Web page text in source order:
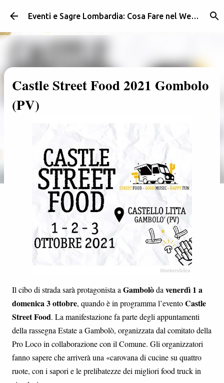
Passa ai contenuti principali Eventi e Sagre Lombardia: Cosa Fare nel Weekend | Weekendidea
Castle Street Food 2021 Gombolo
(PV)
Il cibo di strada sarà protagonista a Gambolòda venerdì 1 a
domenica 3 ottobre, quando è in programma l’eventoCastle
Street Food. La manifestazione fa parte degli appuntamenti
della rassegna Estate a Gambolò, organizzata dal comitato della
Pro Loco in collaborazione con il Comune. Gli organizzatori
fanno sapere che arriverà una «carovana di cucine su quattro
ruote, con i sapori e le prelibatezze dei migliori food truck in